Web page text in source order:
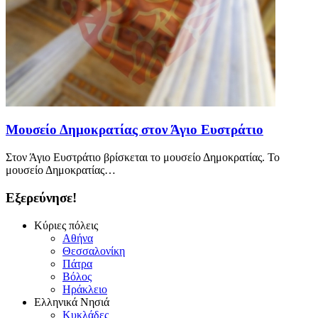
Μουσείο Δημοκρατίας στον Άγιο Ευστράτιο
Στον Άγιο Ευστράτιο βρίσκεται το μουσείο Δημοκρατίας. Το
μουσείο Δημοκρατίας…
Εξερεύνησε!
Κύριες πόλεις
Αθήνα
Θεσσαλονίκη
Πάτρα
Βόλος
Ηράκλειο
Ελληνικά Νησιά
Κυκλάδες